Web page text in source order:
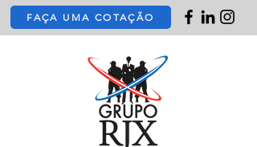
FAÇA UMA COTAÇÃO